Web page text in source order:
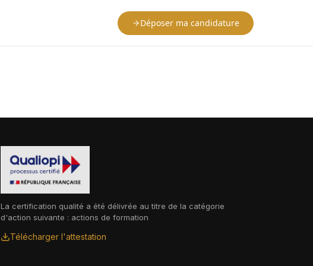
Déposer ma candidature
La certification qualité a été délivrée au titre de la catégorie
d'action suivante : actions de formation
Télécharger l'attestation